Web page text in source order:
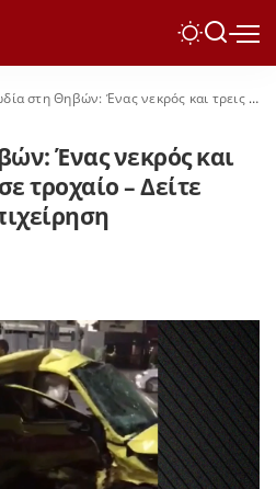
Ένας νεκρός και τρεις τραυματίες σε τροχαίο – Δείτε βίντεο από την επιχείρηση απεγκλωβισμού
Ένας νεκρός και
τροχαίο – Δείτε